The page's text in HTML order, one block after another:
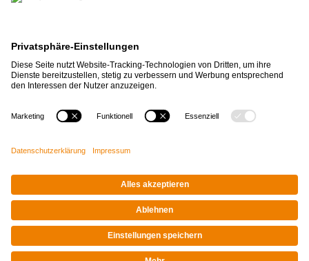
Impressum|Datenschutz
© STUDYHEADS, 2026